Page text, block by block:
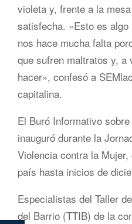
violeta y, frente a la
satisfecha. «Esto es
nos hace mucha falta
que sufren maltratos y, a
hacer», confesó a
capitalina.
El Buró Informativo
inauguró durante la
Violencia contra la
país hasta inicios de
Especialistas del Taller
del Barrio (TTIB) de la